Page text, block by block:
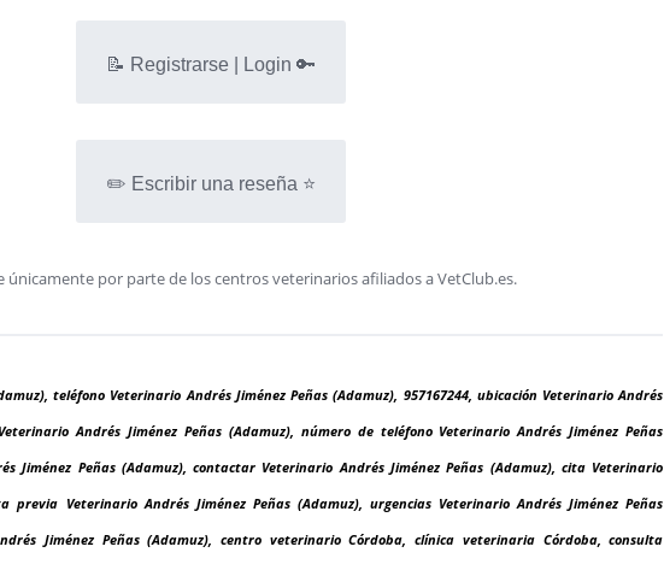
📝 Registrarse | Login 🔑
✏️ Escribir una reseña ⭐
únicamente por parte de los centros veterinarios afiliados a VetClub.es.
teléfono Veterinario Andrés Jiménez Peñas (Adamuz), 957167244, ubicación Veterinario Andrés
Andrés Jiménez Peñas (Adamuz), número de teléfono Veterinario Andrés Jiménez Peñas
Jiménez Peñas (Adamuz), contactar Veterinario Andrés Jiménez Peñas (Adamuz), cita Veterinario
previa Veterinario Andrés Jiménez Peñas (Adamuz), urgencias Veterinario Andrés Jiménez Peñas
Jiménez Peñas (Adamuz), centro veterinario Córdoba, clínica veterinaria Córdoba, consulta